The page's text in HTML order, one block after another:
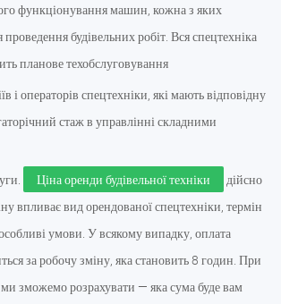
функціонування машин, кожна з яких
проведення будівельних робіт. Вся спецтехніка
планове техобслуговування
і операторів спецтехніки, які мають відповідну
стаж в управлінні складними
Ціна оренди будівельної техніки
дійсно
впливає вид орендованої спецтехніки, термін
умови. У всякому випадку, оплата
за робочу зміну, яка становить 8 годин. При
зможемо розрахувати — яка сума буде вам